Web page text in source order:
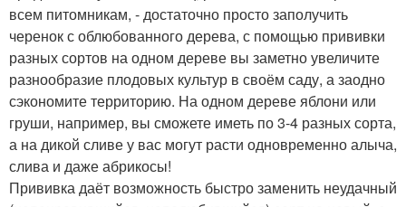
всем питомникам, - достаточно просто заполучить
черенок с облюбованного дерева, с помощью прививки
разных сортов на одном дереве вы заметно увеличите
разнообразие плодовых культур в своём саду, а заодно
сэкономите территорию. На одном дереве яблони или
груши, например, вы сможете иметь по 3-4 разных сорта,
а на дикой сливе у вас могут расти одновременно алыча,
слива и даже абрикосы!
Прививка даёт возможность быстро заменить неудачный